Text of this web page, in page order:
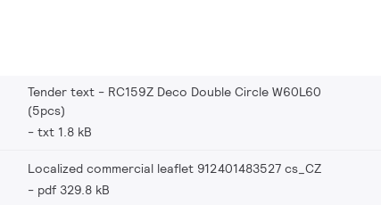
Tender text - RC159Z Deco Double Circle W60L60
(5pcs)
txt 1.8 kB
Localized commercial leaflet 912401483527 cs_CZ
pdf 329.8 kB